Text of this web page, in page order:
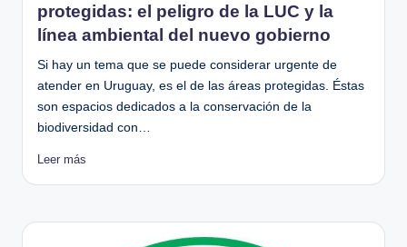
protegidas: el peligro de la LUC y la
línea ambiental del nuevo gobierno
Si hay un tema que se puede considerar urgente de
atender en Uruguay, es el de las áreas protegidas. Éstas
son espacios dedicados a la conservación de la
biodiversidad con…
Leer más